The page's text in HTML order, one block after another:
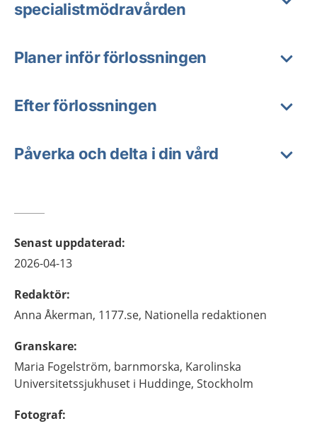
specialistmödravården
Planer inför förlossningen
Efter förlossningen
Påverka och delta i din vård
Senast uppdaterad:
2026-04-13
Redaktör:
Anna Åkerman, 1177.se, Nationella redaktionen
Granskare:
Maria Fogelström, barnmorska, Karolinska
Universitetssjukhuset i Huddinge, Stockholm
Fotograf: